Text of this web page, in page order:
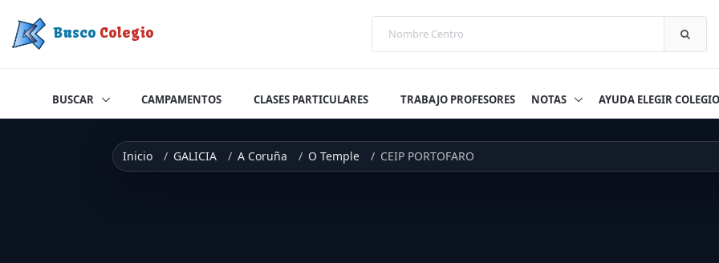
Busco Colegio
BUSCAR CAMPAMENTOS CLASES PARTICULARES TRABAJO PROFESORES NOTAS AYUDA ELEGIR
Inicio GALICIA A Coruña O Temple CEIP PORTOFARO